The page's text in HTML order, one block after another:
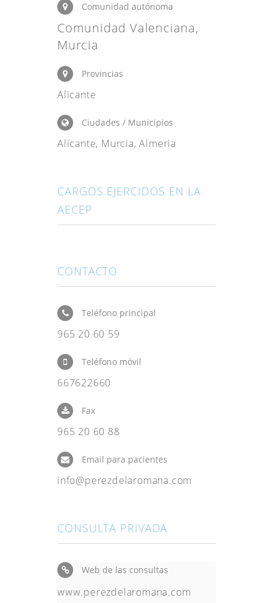
Comunidad autónoma
Comunidad Valenciana,
Murcia
Provincias
Alicante
Ciudades / Municipios
Alicante, Murcia, Almeria
CARGOS EJERCIDOS EN LA
AECEP
CONTACTO
Teléfono principal
965 20 60 59
Teléfono móvil
667622660
Fax
965 20 60 88
Email para pacientes
info@perezdelaromana.com
CONSULTA PRIVADA
Web de las consultas
www.perezdelaromana.com